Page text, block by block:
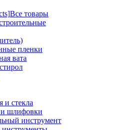
Все товары
пленки
вата
и стекла
и шлифовки
инструмент